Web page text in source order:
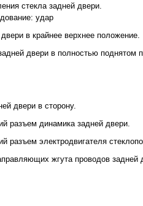
стекла задней двери.
удар
в крайнее верхнее положение.
двери в полностью поднятом
двери в сторону.
разъем динамика задней двери.
разъем электродвигателя
жгута проводов задней